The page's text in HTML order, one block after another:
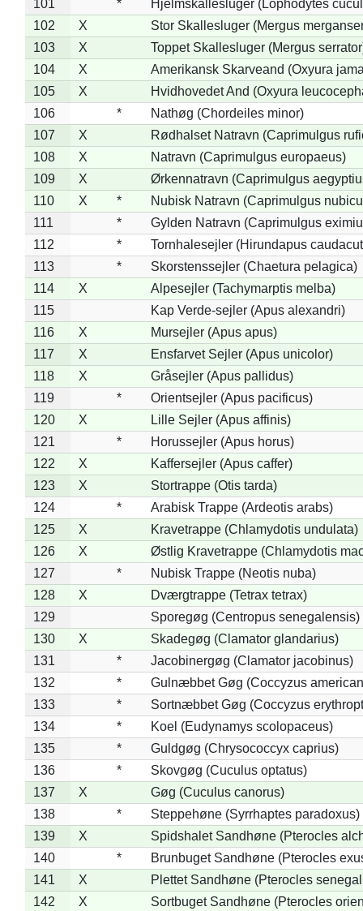
101 *
Hjelmskallesluger (Lophodytes
102
X
Stor Skallesluger (Mergus
103
X
Toppet Skallesluger (Mergus
104
X
Amerikansk Skarveand (Oxyura
105
X
Hvidhovedet And (Oxyura
106
*
Nathøg (Chordeiles minor)
107
X
Rødhalset Natravn (Caprimulgus
108
X
Natravn (Caprimulgus europaeus)
109
X
Ørkennatravn (Caprimulgus
110
X *
Nubisk Natravn (Caprimulgus
111
*
Gylden Natravn (Caprimulgus
112
*
Tornhalesejler (Hirundapus
113
*
Skorstenssejler (Chaetura pelagica)
114
X
Alpesejler (Tachymarptis melba)
115
Kap Verde-sejler (Apus alexandri)
116
X
Mursejler (Apus apus)
117
X
Ensfarvet Sejler (Apus unicolor)
118
X
Gråsejler (Apus pallidus)
119
*
Orientsejler (Apus pacificus)
120
X
Lille Sejler (Apus affinis)
121
*
Horussejler (Apus horus)
122
X
Kaffersejler (Apus caffer)
123
X
Stortrappe (Otis tarda)
124
*
Arabisk Trappe (Ardeotis arabs)
125
X
Kravetrappe (Chlamydotis undulata)
126
X
Østlig Kravetrappe (Chlamydotis
127
*
Nubisk Trappe (Neotis nuba)
128
X
Dværgtrappe (Tetrax tetrax)
129
Sporegøg (Centropus senegalensis)
130
X
Skadegøg (Clamator glandarius)
131
*
Jacobinergøg (Clamator jacobinus)
132
*
Gulnæbbet Gøg (Coccyzus
133
*
Sortnæbbet Gøg (Coccyzus
134
*
Koel (Eudynamys scolopaceus)
135
*
Guldgøg (Chrysococcyx caprius)
136
*
Skovgøg (Cuculus optatus)
137
X
Gøg (Cuculus canorus)
138
*
Steppehøne (Syrrhaptes paradoxus)
139
X
Spidshalet Sandhøne (Pterocles
140
*
Brunbuget Sandhøne (Pterocles
141
X
Plettet Sandhøne (Pterocles
142
X
Sortbuget Sandhøne (Pterocles